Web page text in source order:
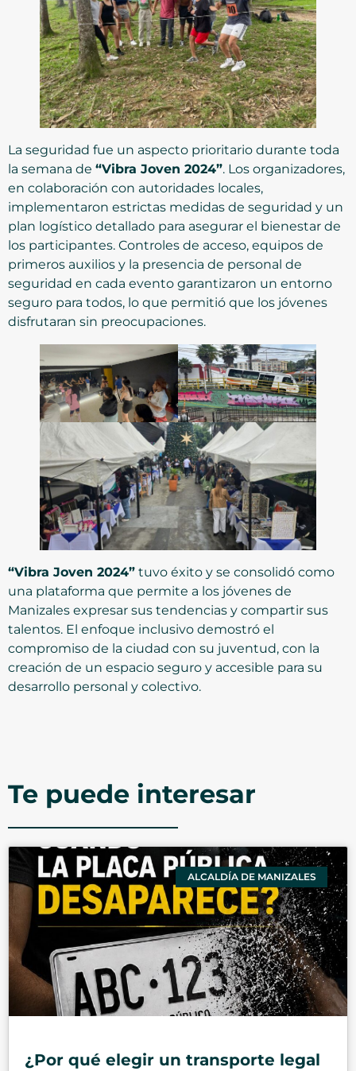
La seguridad fue un aspecto prioritario durante toda
la semana de “Vibra Joven 2024”. Los organizadores,
en colaboración con autoridades locales,
implementaron estrictas medidas de seguridad y un
plan logístico detallado para asegurar el bienestar de
los participantes. Controles de acceso, equipos de
primeros auxilios y la presencia de personal de
seguridad en cada evento garantizaron un entorno
seguro para todos, lo que permitió que los jóvenes
disfrutaran sin preocupaciones.
“Vibra Joven 2024” tuvo éxito y se consolidó como
una plataforma que permite a los jóvenes de
Manizales expresar sus tendencias y compartir sus
talentos. El enfoque inclusivo demostró el
compromiso de la ciudad con su juventud, con la
creación de un espacio seguro y accesible para su
desarrollo personal y colectivo.
Te puede interesar
ALCALDÍA DE MANIZALES
¿Por qué elegir un transporte legal